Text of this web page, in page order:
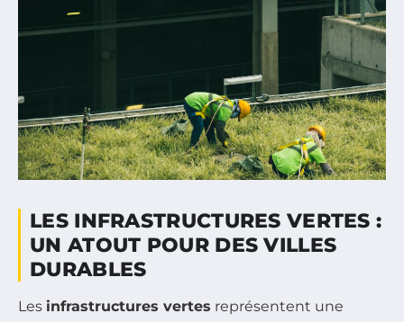
LES INFRASTRUCTURES VERTES :
UN ATOUT POUR DES VILLES
DURABLES
Les infrastructures vertes représentent une